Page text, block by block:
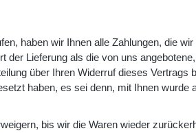
haben wir Ihnen alle Zahlungen, die
der Lieferung als die von uns
über Ihren Widerruf dieses
haben, es sei denn, mit Ihnen
bis wir die Waren wieder